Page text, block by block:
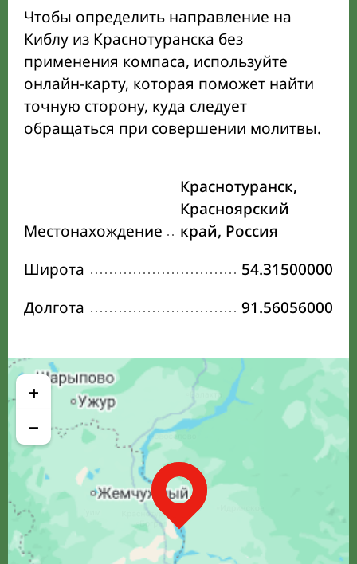
Чтобы определить направление на
Киблу из Краснотуранска без
применения компаса, используйте
онлайн-карту, которая поможет найти
точную сторону, куда следует
обращаться при совершении молитвы.
Местонахождение
Краснотуранск,
Красноярский
край, Россия
Широта
54.31500000
Долгота
91.56056000
+
−